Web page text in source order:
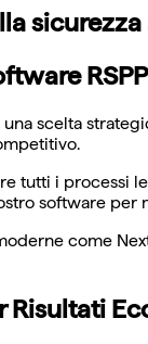
sicurezza
scelta
tutti i processi
software
come